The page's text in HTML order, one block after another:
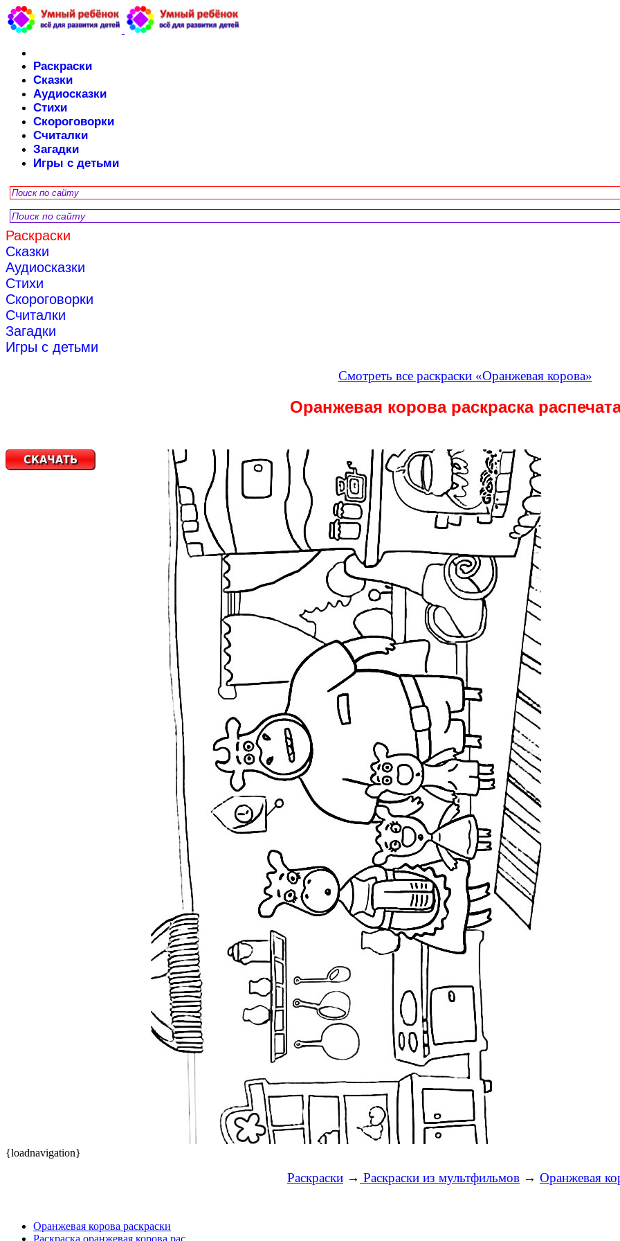
Раскраски
Сказки
Аудиосказки
Стихи
Скороговорки
Считалки
Загадки
Игры с детьми
Раскраски
Сказки
Аудиосказки
Стихи
Скороговорки
Считалки
Загадки
Игры с детьми
Смотреть все раскраски «Оранжевая корова»
Оранжевая корова раскраска
{loadnavigation}
Раскраски → Раскраски из мультфильмов → Оранжевая
Оранжевая корова раскраски